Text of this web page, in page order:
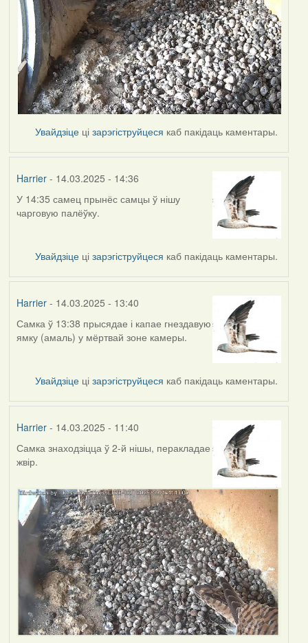
Увайдзіце цізарэгіструйцеся каб пакідаць каментары.
Harrier- 14.03.2025 - 14:36
У 14:35 самец прынёс самцы ў нішу
чарговую палёўку.
Увайдзіце цізарэгіструйцеся каб пакідаць каментары.
Harrier- 14.03.2025 - 13:40
Самка ў 13:38 прысядае і капае гнездавую
ямку (амаль) у мёртвай зоне камеры.
Увайдзіце цізарэгіструйцеся каб пакідаць каментары.
Harrier- 14.03.2025 - 11:40
Самка знаходзіцца ў 2-й нішы, перакладае
жвір.